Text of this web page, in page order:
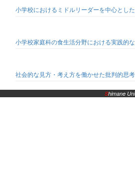
小学校におけるミドルリーダーを中心とし
小学校家庭科の食生活分野における実践的
社会的な見方・考え方を働かせた批判的思
Shimane